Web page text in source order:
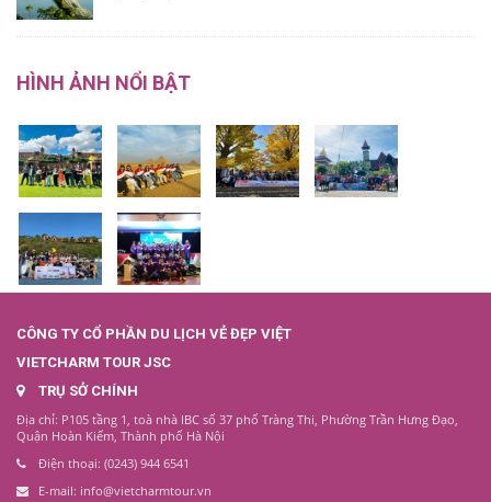
HÌNH ẢNH NỔI BẬT
CÔNG TY CỔ PHẦN DU LỊCH VẺ ĐẸP VIỆT
VIETCHARM TOUR JSC
TRỤ SỞ CHÍNH
Địa chỉ: P105 tầng 1, toà nhà IBC số 37 phố Tràng Thi, Phường Trần Hưng Đạo,
Quận Hoàn Kiếm, Thành phố Hà Nội
Điện thoại: (0243) 944 6541
E-mail: info@vietcharmtour.vn